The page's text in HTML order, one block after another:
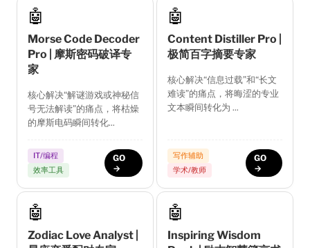
🤖
Morse Code Decoder
Pro | 摩斯密码破译专
家
核心解决“解谜游戏或神秘信
号无法解读”的痛点，将枯燥
的摩斯电码瞬间转化...
IT/编程
效率工具
GO
→
🤖
Content Distiller Pro |
极简百字摘要专家
核心解决“信息过载”和“长文
难读”的痛点，将晦涩的专业
文本瞬间转化为 ...
写作辅助
学术/教师
GO
→
🤖
Zodiac Love Analyst |
🤖
Inspiring Wisdom